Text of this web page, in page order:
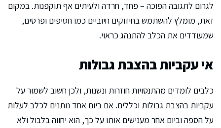
לגרום לתגובה הפוכה – פחד, חרדה ולעיתים אף תוקפנות. במקום
זאת, מומלץ להשתמש בחיזוקים חיוביים כמו חטיפים ופרסים,
שמעודדים את הכלב להתנהג כראוי.
אי עקביות בהצבת גבולות
כלבים לומדים מהתנסויות חוזרות ונשנות, ולכן חשוב לשמור על
עקביות בהצבת גבולות וכללים. אם ביום אחד נותנים לכלב לעלות
על הספה וביום אחר מענישים אותו על כך, הוא יחווה בלבול ולא